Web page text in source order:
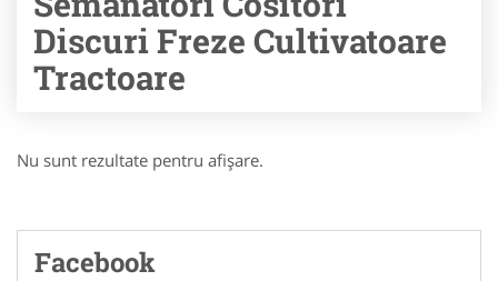
Discuri Freze Cultivatoare
Tractoare
Nu sunt rezultate pentru afişare.
Facebook